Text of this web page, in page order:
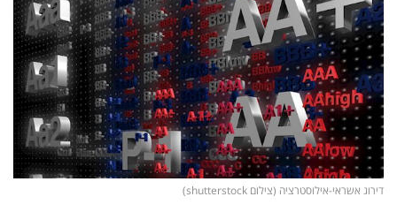
דעות
רכילות
עסקית
קריפטו
ויראלי
דירוג אשראי-אילוסטרציה (צילום shutterstock)